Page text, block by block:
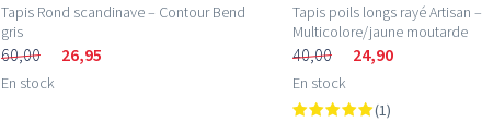
Tapis Rond scandinave – Contour Bend
gris
60,00 26,95
En stock
Tapis poils longs rayé Artisan –
Multicolore/jaune moutarde
40,00 24,90
En stock
(1)